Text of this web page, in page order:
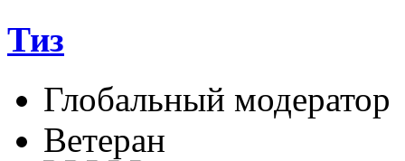
Тиз
Глобальный модератор
Ветеран